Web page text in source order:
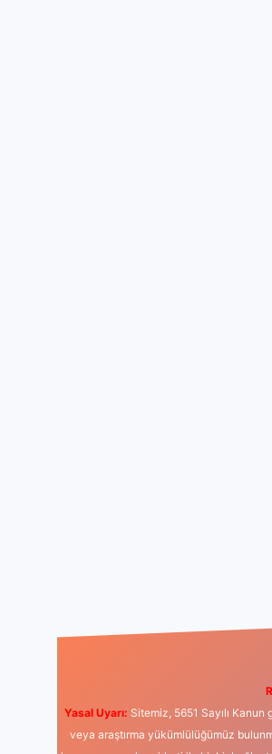
Yasal Uyarı: Sitemiz, 5651 Sayılı
veya araştırma yükümlülüğümüz